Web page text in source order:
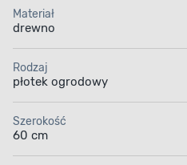
Materiał
drewno
Rodzaj
płotek ogrodowy
Szerokość
60 cm